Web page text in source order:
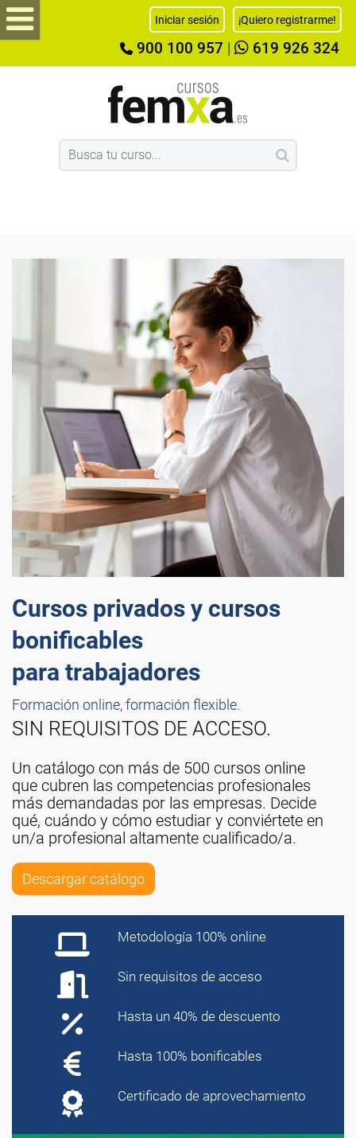
Iniciar sesión ¡Quiero registrarme!
900 100 957 619 926 324
Cursos privados y cursos
bonificables
para trabajadores
Formación online, formación flexible.
SIN REQUISITOS DE ACCESO.
Un catálogo con más de 500 cursos online
que cubren las competencias profesionales
más demandadas por las empresas. Decide
qué, cuándo y cómo estudiar y conviértete en
un/a profesional altamente cualificado/a.
Descargar catálogo
Metodología 100% online
Sin requisitos de acceso
Hasta un 40% de descuento
Hasta 100% bonificables
Certificado de aprovechamiento